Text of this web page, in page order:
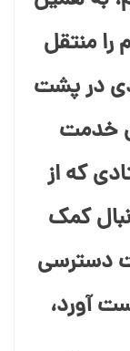
را منتقل
در پشت
خدمت
که از
کمک
دسترسی
آورد،